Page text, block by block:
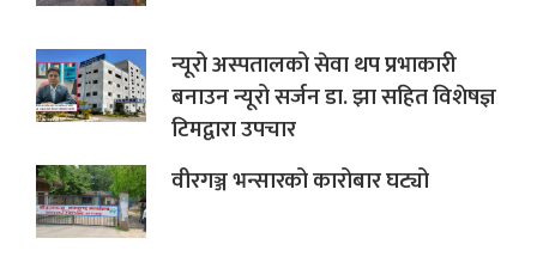
न्यूरो अस्पतालको सेवा थप प्रभाकारी
बनाउन न्यूरो सर्जन डा. झा सहित विशेषज्ञ
टिमद्वारा उपचार
वीरगञ्ज भन्सारको कारोबार घट्यो